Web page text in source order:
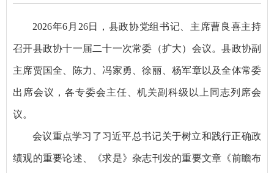
2026年6月26日，县政协党组书记、主席曹良喜主持
召开县政协十一届二十一次常委（扩大）会议。县政协副
主席贾国全、陈力、冯家勇、徐丽、杨军章以及全体常委
出席会议，各专委会主任、机关副科级以上同志列席会
议。
会议重点学习了习近平总书记关于树立和践行正确政
绩观的重要论述、《求是》杂志刊发的重要文章《前瞻布